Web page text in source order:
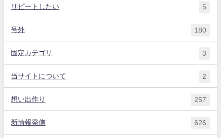
リピートしたい 5
号外 180
固定カテゴリ 3
当サイトについて 2
想い出作り 257
新情報発信 626